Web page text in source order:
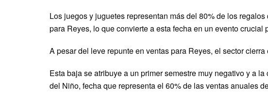
Los juegos y juguetes representan más del 80% de los
para Reyes, lo que convierte a esta fecha en un evento crucial
A pesar del leve repunte en ventas para Reyes, el sector
Esta baja se atribuye a un primer semestre muy negativo y a
del Niño, fecha que representa el 60% de las ventas anuales